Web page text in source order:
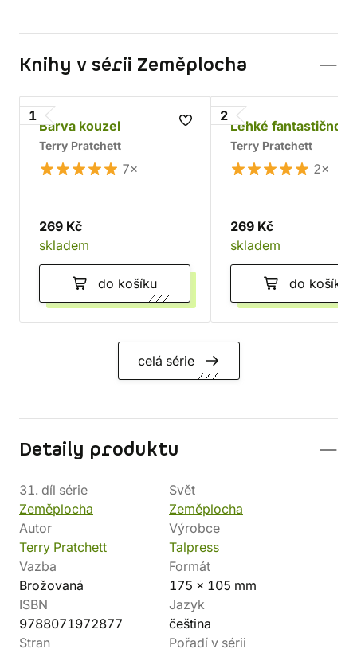
Knihy v sérii Zeměplocha
1
Barva kouzel
Terry Pratchett
7×
269 Kč
skladem
do košíku
2
Lehké fantastično
Terry Pratchett
2×
269 Kč
skladem
do košíku
celá série
Detaily produktu
31. díl série
Zeměplocha
Svět
Zeměplocha
Autor
Terry Pratchett
Výrobce
Talpress
Vazba
Brožovaná
Formát
175 x 105 mm
ISBN
9788071972877
Jazyk
čeština
Stran
Pořadí v sérii